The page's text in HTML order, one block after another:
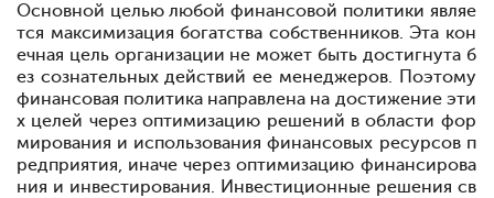
Основной целью любой финансовой политики являе
тся максимизация богатства собственников. Эта кон
ечная цель организации не может быть достигнута б
ез сознательных действий ее менеджеров. Поэтому
финансовая политика направлена на достижение эти
х целей через оптимизацию решений в области фор
мирования и использования финансовых ресурсов п
редприятия, иначечерез оптимизацию финансирова
ния и инвестирования. Инвестиционные решения св